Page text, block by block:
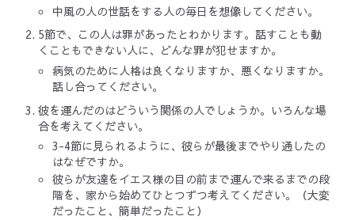
中風の人の世話をする人の毎日を想像してください。
5節で、この人は罪があったとわかります。話すことも動
くこともできない人に、どんな罪が犯せますか。
病気のために人格は良くなりますか、悪くなりますか。
話し合ってください。
彼を運んだのはどういう関係の人でしょうか。いろんな場
合を考えてください。
3-4節に見られるように、彼らが最後までやり通したの
はなぜですか。
彼らが友達をイエス様の目の前まで運んで来るまでの段
階を、家から始めてひとつずつ考えてください。（大変
だったこと、簡単だったこと）